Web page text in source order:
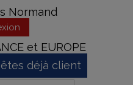
Normand
et EUROPE
déjà client